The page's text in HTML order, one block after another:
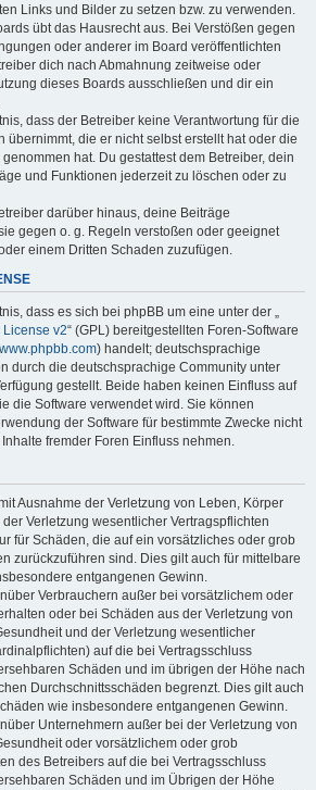
Links und Bilder zu setzen bzw. zu verwenden.
übt das Hausrecht aus. Bei Verstößen gegen
oder anderer im Board veröffentlichten
dich nach Abmahnung zeitweise oder
dieses Boards ausschließen und dir ein
dass der Betreiber keine Verantwortung für die
übernimmt, die er nicht selbst erstellt hat oder die
hat. Du gestattest dem Betreiber, dein
und Funktionen jederzeit zu löschen oder zu
darüber hinaus, deine Beiträge
gegen o. g. Regeln verstoßen oder geeignet
einem Dritten Schaden zuzufügen.
dass es sich bei phpBB um eine unter der „
v2“ (GPL) bereitgestellten Foren-Software
www.phpbb.com) handelt; deutschsprachige
durch die deutschsprachige Community unter
gestellt. Beide haben keinen Einfluss auf
die Software verwendet wird. Sie können
der Software für bestimmte Zwecke nicht
fremder Foren Einfluss nehmen.
Ausnahme der Verletzung von Leben, Körper
Verletzung wesentlicher Vertragspflichten
für Schäden, die auf ein vorsätzliches oder grob
zurückzuführen sind. Dies gilt auch für mittelbare
entgangenen Gewinn.
Verbrauchern außer bei vorsätzlichem oder
oder bei Schäden aus der Verletzung von
und der Verletzung wesentlicher
auf die bei Vertragsschluss
Schäden und im übrigen der Höhe nach
Durchschnittsschäden begrenzt. Dies gilt auch
wie insbesondere entgangenen Gewinn.
Unternehmern außer bei der Verletzung von
oder vorsätzlichem oder grob
des Betreibers auf die bei Vertragsschluss
Schäden und im Übrigen der Höhe